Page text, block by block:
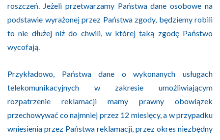
roszczeń. Jeżeli przetwarzamy Państwa dane osobowe na
podstawie wyrażonej przez Państwa zgody, będziemy robili
to nie dłużej niż do chwili, w której taką zgodę Państwo
wycofają.
Przykładowo, Państwa dane o wykonanych usługach
telekomunikacyjnych w zakresie umożliwiającym
rozpatrzenie reklamacji mamy prawny obowiązek
przechowywać co najmniej przez 12 miesięcy, a w przypadku
wniesienia przez Państwa reklamacji, przez okres niezbędny